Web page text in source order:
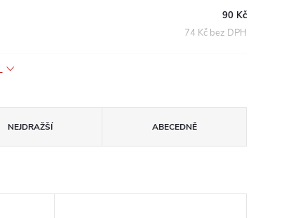
90 Kč
74 Kč bez DPH
NEJDRAŽŠÍ ABECEDNĚ